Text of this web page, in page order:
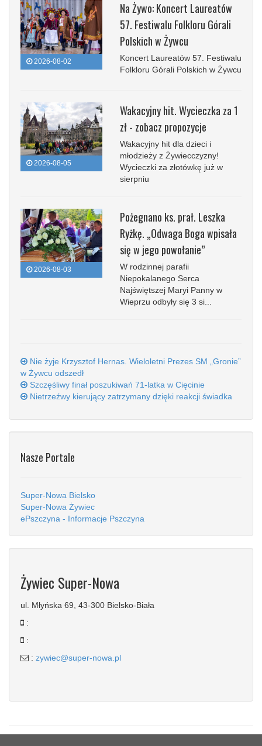
2026-08-02
Na Żywo: Koncert Laureatów
57. Festiwalu Folkloru Górali
Polskich w Żywcu
Koncert Laureatów 57. Festiwalu
Folkloru Górali Polskich w Żywcu
2026-08-05
Wakacyjny hit. Wycieczka za 1
zł - zobacz propozycje
Wakacyjny hit dla dzieci i
młodzieży z Żywiecczyzny!
Wycieczki za złotówkę już w
sierpniu
2026-08-03
Pożegnano ks. prał. Leszka
Ryżkę. „Odwaga Boga wpisała
się w jego powołanie”
W rodzinnej parafii
Niepokalanego Serca
Najświętszej Maryi Panny w
Wieprzu odbyły się 3 si...
Nie żyje Krzysztof Hernas. Wieloletni Prezes SM „Gronie”
w Żywcu odszedł
Szczęśliwy finał poszukiwań 71-latka w Cięcinie
Nietrzeźwy kierujący zatrzymany dzięki reakcji świadka
Nasze Portale
Super-Nowa Bielsko
Super-Nowa Żywiec
ePszczyna - Informacje Pszczyna
Żywiec Super-Nowa
ul. Młyńska 69, 43-300 Bielsko-Biała
:
:
: zywiec@super-nowa.pl